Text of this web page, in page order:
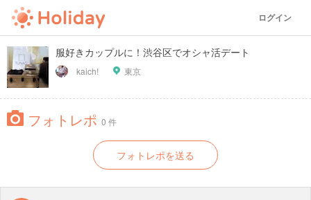
ログイン
服好きカップルに！渋谷区でオシャ活デート
kaich! 東京
フォトレポ 0 件
フォトレポを送る